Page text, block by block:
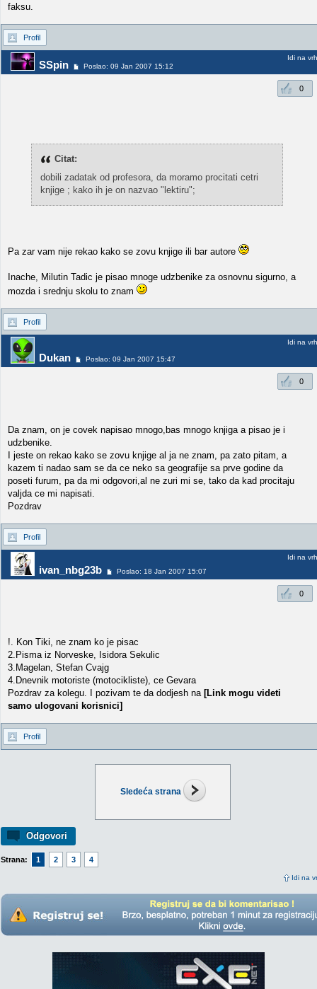
Sledeća strana
Odgovori
Strana: 1 2 3 4
Idi na
faksu.
Profil
SSpin Poslao: 09 Jan 2007 15:12
Idi na vrh
0
Citat:
dobili zadatak od profesora, da moramo procitati cetri
knjige ; kako ih je on nazvao "lektiru";
Pa zar vam nije rekao kako se zovu knjige ili bar autore
Inache, Milutin Tadic je pisao mnoge udzbenike za osnovnu sigurno, a
mozda i srednju skolu to znam
Profil
Dukan Poslao: 09 Jan 2007 15:47
Idi na vrh
0
Da znam, on je covek napisao mnogo,bas mnogo knjiga a pisao je i
udzbenike.
I jeste on rekao kako se zovu knjige al ja ne znam, pa zato pitam, a
kazem ti nadao sam se da ce neko sa geografije sa prve godine da
poseti furum, pa da mi odgovori,al ne zuri mi se, tako da kad procitaju
valjda ce mi napisati.
Pozdrav
Profil
ivan_nbg23b Poslao: 18 Jan 2007 15:07
Idi na vrh
0
!. Kon Tiki, ne znam ko je pisac
2.Pisma iz Norveske, Isidora Sekulic
3.Magelan, Stefan Cvajg
4.Dnevnik motoriste (motocikliste), ce Gevara
Pozdrav za kolegu. I pozivam te da dodjesh na [Link mogu videti
samo ulogovani korisnici]
Profil